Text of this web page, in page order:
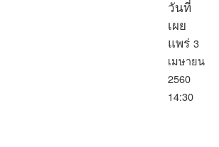
วันที่
เผย
แพร่ 3
เมษายน
2560
14:30